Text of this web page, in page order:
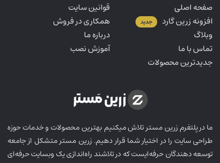
ما در پلتفرم زرین مستر تلاش میکنیم بهترین محصولات و خدمات حوزه
طراحی سایت را در اختیار شما قرار دهیم. زرین مستر متشکل از جامعه
توسعه دهندگان حرفه‌ایست که در تلاشند راه‌اندازی یک وبسایت حرفه‌ای
صفحه اصلی
قوانین سایت
افزونه زرین گارد
جدید
همکاری در فروش
وبلاگ
درباره ما
تماس با ما
آموزش نصب
جدیدترین محصولات